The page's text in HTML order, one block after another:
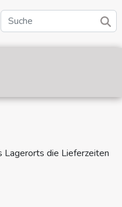
die Lieferzeiten